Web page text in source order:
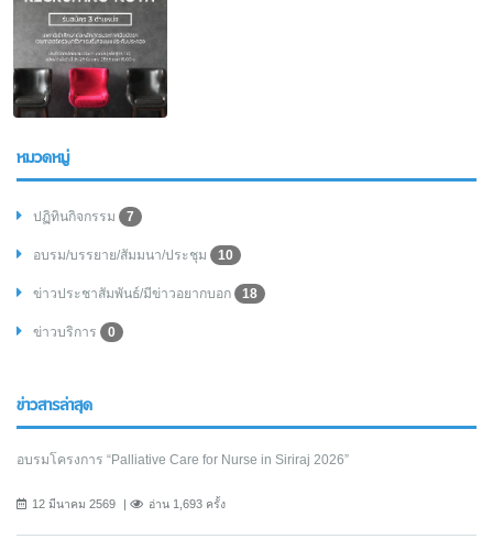
หมวดหมู่
ปฏิทินกิจกรรม 7
อบรม/บรรยาย/สัมมนา/ประชุม 10
ข่าวประชาสัมพันธ์/มีข่าวอยากบอก 18
ข่าวบริการ 0
ข่าวสารล่าสุด
อบรมโครงการ “Palliative Care for Nurse in Siriraj 2026”
12 มีนาคม 2569 อ่าน 1,693 ครั้ง